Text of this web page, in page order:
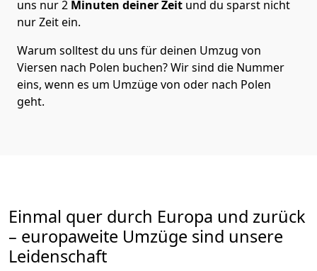
uns nur2 Minuten deiner Zeit und du sparst nicht
nur Zeit ein.
Warum solltest du uns für deinen Umzug von
Viersen nach Polen buchen? Wir sind die Nummer
eins, wenn es um Umzüge von oder nach Polen
geht.
Einmal quer durch Europa und zurück
– europaweite Umzüge sind unsere
Leidenschaft